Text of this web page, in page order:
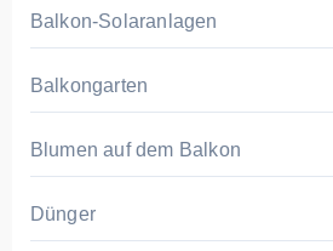
Balkon-Solaranlagen
Balkongarten
Blumen auf dem Balkon
Dünger